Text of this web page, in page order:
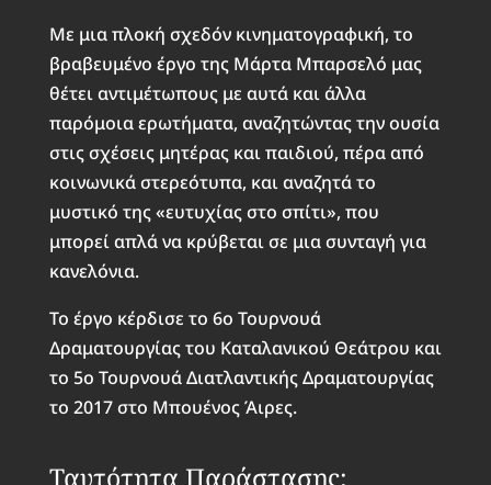
Με μια πλοκή σχεδόν κινηματογραφική, το
βραβευμένο έργο της Μάρτα Μπαρσελό μας
θέτει αντιμέτωπους με αυτά και άλλα
παρόμοια ερωτήματα, αναζητώντας την ουσία
στις σχέσεις μητέρας και παιδιού, πέρα από
κοινωνικά στερεότυπα, και αναζητά το
μυστικό της «ευτυχίας στο σπίτι», που
μπορεί απλά να κρύβεται σε μια συνταγή για
κανελόνια.
Το έργο κέρδισε το 6ο Τουρνουά
Δραματουργίας του Καταλανικού Θεάτρου και
το 5ο Τουρνουά Διατλαντικής Δραματουργίας
το 2017 στο Μπουένος Άιρες.
Ταυτότητα Παράστασης: